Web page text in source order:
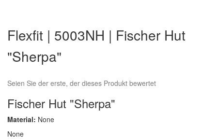
der
Bildergalerie
springen
Flexfit | 5003NH | Fischer Hut
"Sherpa"
Seien Sie der erste, der dieses Produkt bewertet
Fischer Hut "Sherpa"
Material: None
None